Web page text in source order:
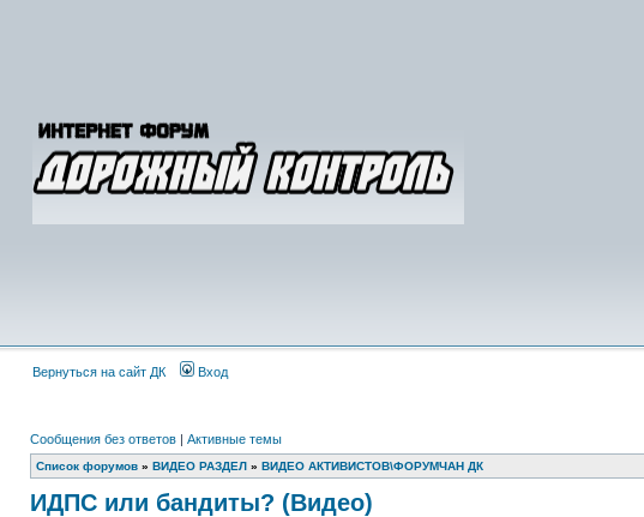
Вернуться на сайт ДК Вход
Сообщения без ответов | Активные темы
Список форумов » ВИДЕО РАЗДЕЛ » ВИДЕО АКТИВИСТОВ\ФОРУМЧАН ДК
ИДПС или бандиты? (Видео)